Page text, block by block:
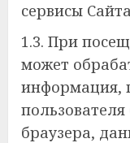
сервисы
1.3. При
может
информация,
браузера,